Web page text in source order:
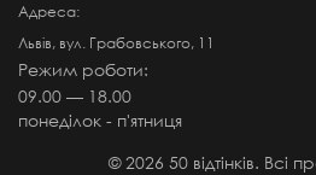
Адреса:
Львів, вул. Грабовського, 11
Режим роботи:
09.00 — 18.00
понеділок - п'ятниця
©2026 50 відтінків. Всі